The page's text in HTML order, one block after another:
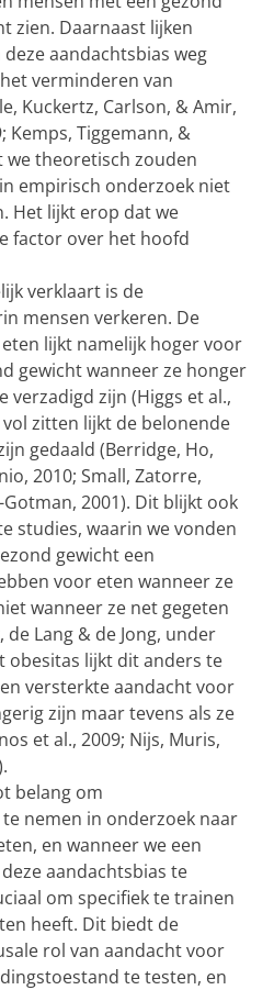
zien. Daarnaast lijken
aandachtsbias weg
verminderen van
Kuckertz, Carlson, & Amir,
Kemps, Tiggemann, &
we theoretisch zouden
empirisch onderzoek niet
Het lijkt erop dat we
factor over het hoofd
verklaart is de
mensen verkeren. De
lijkt namelijk hoger voor
gewicht wanneer ze honger
verzadigd zijn (Higgs et al.,
zitten lijkt de belonende
gedaald (Berridge, Ho,
2010; Small, Zatorre,
Gotman, 2001). Dit blijkt ook
studies, waarin we vonden
gewicht een
voor eten wanneer ze
wanneer ze net gegeten
de Lang & de Jong, under
obesitas lijkt dit anders te
versterkte aandacht voor
zijn maar tevens als ze
et al., 2009; Nijs, Muris,
belang om
nemen in onderzoek naar
en wanneer we een
aandachtsbias te
om specifiek te trainen
heeft. Dit biedt de
rol van aandacht voor
te testen, en